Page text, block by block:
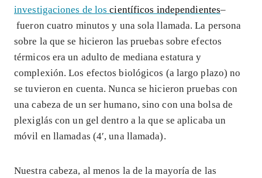
investigaciones de loscientíficos independientes–
fueron cuatro minutos y una sola llamada. La persona
sobre la que se hicieron las pruebas sobre efectos
térmicos era un adulto de mediana estatura y
complexión. Los efectos biológicos (a largo plazo) no
se tuvieron en cuenta. Nunca se hicieron pruebas con
una cabeza de un ser humano, sino con una bolsa de
plexiglás con un gel dentro a la que se aplicaba un
móvil en llamadas (4′, una llamada).
Nuestra cabeza, al menos la de la mayoría de las